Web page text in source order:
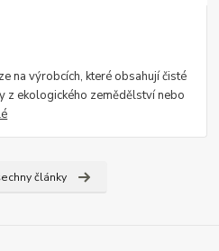
na výrobcích, které obsahují čisté
ekologického zemědělství nebo
články